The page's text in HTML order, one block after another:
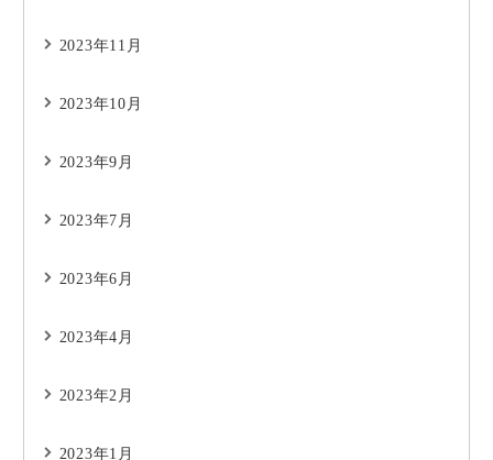
2023年11月
2023年10月
2023年9月
2023年7月
2023年6月
2023年4月
2023年2月
2023年1月